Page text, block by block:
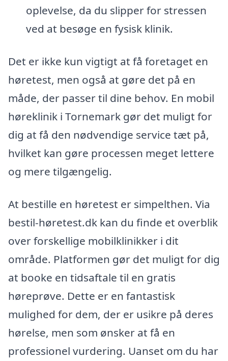
oplevelse, da du slipper for stressen
ved at besøge en fysisk klinik.
Det er ikke kun vigtigt at få foretaget en
høretest, men også at gøre det på en
måde, der passer til dine behov. En mobil
høreklinik i Tornemark gør det muligt for
dig at få den nødvendige service tæt på,
hvilket kan gøre processen meget lettere
og mere tilgængelig.
At bestille en høretest er simpelthen. Via
bestil-høretest.dk kan du finde et overblik
over forskellige mobilklinikker i dit
område. Platformen gør det muligt for dig
at booke en tidsaftale til en gratis
høreprøve. Dette er en fantastisk
mulighed for dem, der er usikre på deres
hørelse, men som ønsker at få en
professionel vurdering. Uanset om du har